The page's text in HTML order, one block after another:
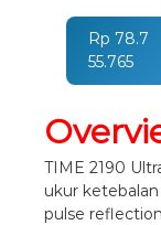
Rp 78.7
55.765
TIME 2190
ukur
pulse